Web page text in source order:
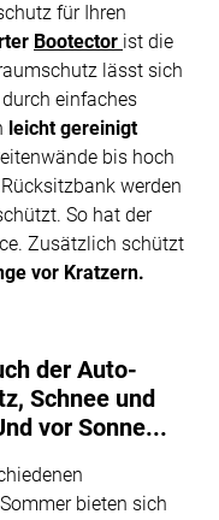
für Ihren
Bootector ist die
lässt sich
einfaches
leicht gereinigt
bis hoch
werden
So hat der
Zusätzlich schützt
vor Kratzern.
der Auto-
Schnee und
vor Sonne...
bieten sich